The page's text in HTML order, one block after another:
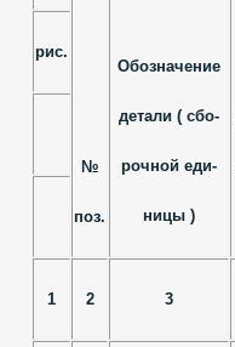
№
поз.
Обозначение
детали ( сбо-
рочной еди-
ницы )
рис.
1 2 3